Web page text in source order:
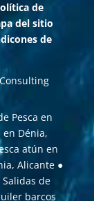
de
del sitio
de
Pesca en
en Dénia,
atún en
Alicante●
Salidas de
barcos